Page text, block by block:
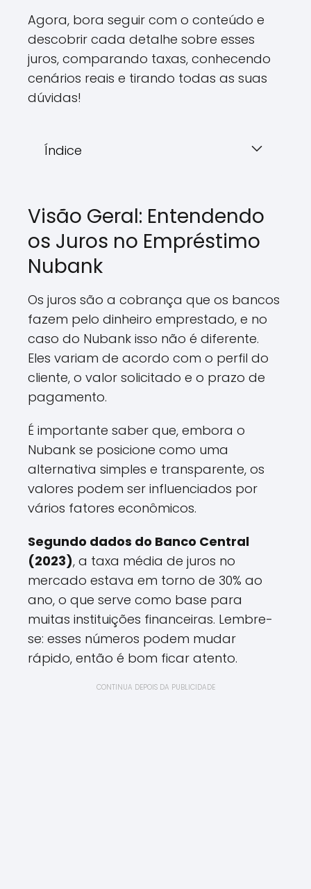
Agora, bora seguir com o conteúdo e
descobrir cada detalhe sobre esses
juros, comparando taxas, conhecendo
cenários reais e tirando todas as suas
dúvidas!
Índice
Visão Geral: Entendendo
os Juros no Empréstimo
Nubank
Os juros são a cobrança que os bancos
fazem pelo dinheiro emprestado, e no
caso do Nubank isso não é diferente.
Eles variam de acordo com o perfil do
cliente, o valor solicitado e o prazo de
pagamento.
É importante saber que, embora o
Nubank se posicione como uma
alternativa simples e transparente, os
valores podem ser influenciados por
vários fatores econômicos.
Segundo dados do Banco Central
(2023), a taxa média de juros no
mercado estava em torno de 30% ao
ano, o que serve como base para
muitas instituições financeiras. Lembre-
se: esses números podem mudar
rápido, então é bom ficar atento.
CONTINUA DEPOIS DA PUBLICIDADE